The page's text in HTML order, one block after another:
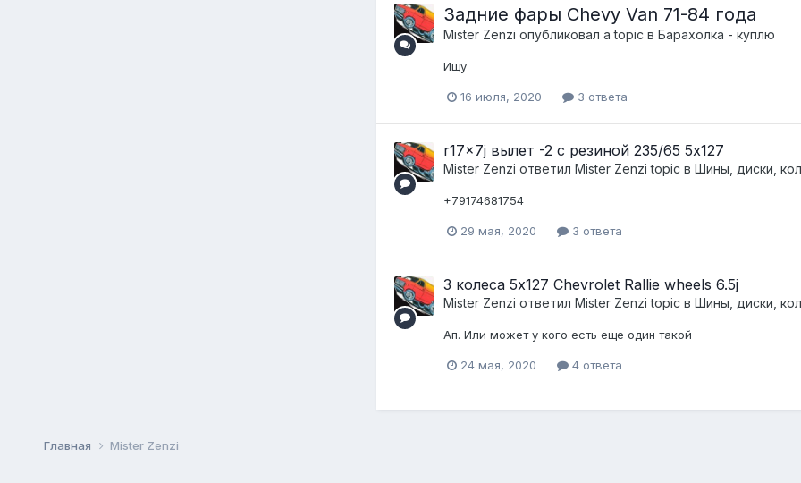
Задние фары Chevy Van 71-84 года
Mister Zenzi опубликовал a topic в Барахолка - куплю
Ищу
16 июля, 2020 3 ответа
r17x7j вылет -2 с резиной 235/65 5x127
Mister Zenzi ответил Mister Zenzi topic в Шины, диски,
+79174681754
29 мая, 2020 3 ответа
3 колеса 5х127 Chevrolet Rallie wheels 6.5j
Mister Zenzi ответил Mister Zenzi topic в Шины, диски,
Ап. Или может у кого есть еще один такой
24 мая, 2020 4 ответа
Главная Mister Zenzi